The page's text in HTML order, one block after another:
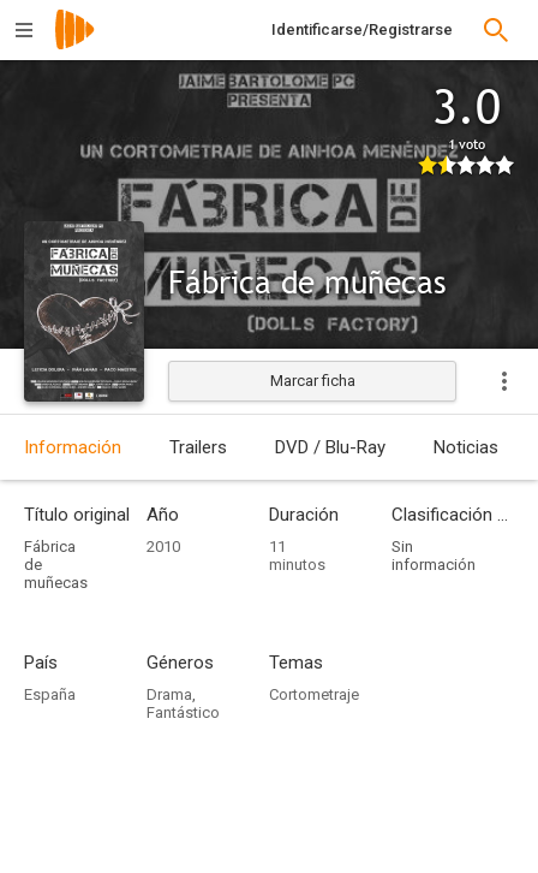
Identificarse/Registrarse
3.0
1 voto
Fábrica de muñecas
Marcar ficha
Información Trailers DVD / Blu-Ray Noticias
Título original
Fábrica
de
muñecas
Año
2010
Duración
11
minutos
Clasificación por edades
Sin
información
País
España
Géneros
Drama,
Fantástico
Temas
Cortometraje